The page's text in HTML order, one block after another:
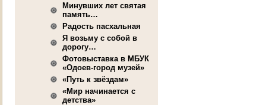
Минувших лет святая
память…
Радость пасхальная
Я возьму с собой в
дорогу…
Фотовыставка в МБУК
«Одоев-город музей»
«Путь к звёздам»
«Мир начинается с
детства»